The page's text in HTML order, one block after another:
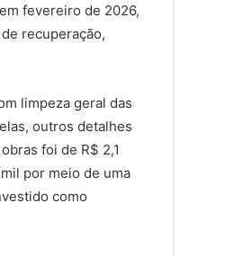
fevereiro de 2026,
recuperação,
limpeza geral das
outros detalhes
foi de R$ 2,1
por meio de uma
como